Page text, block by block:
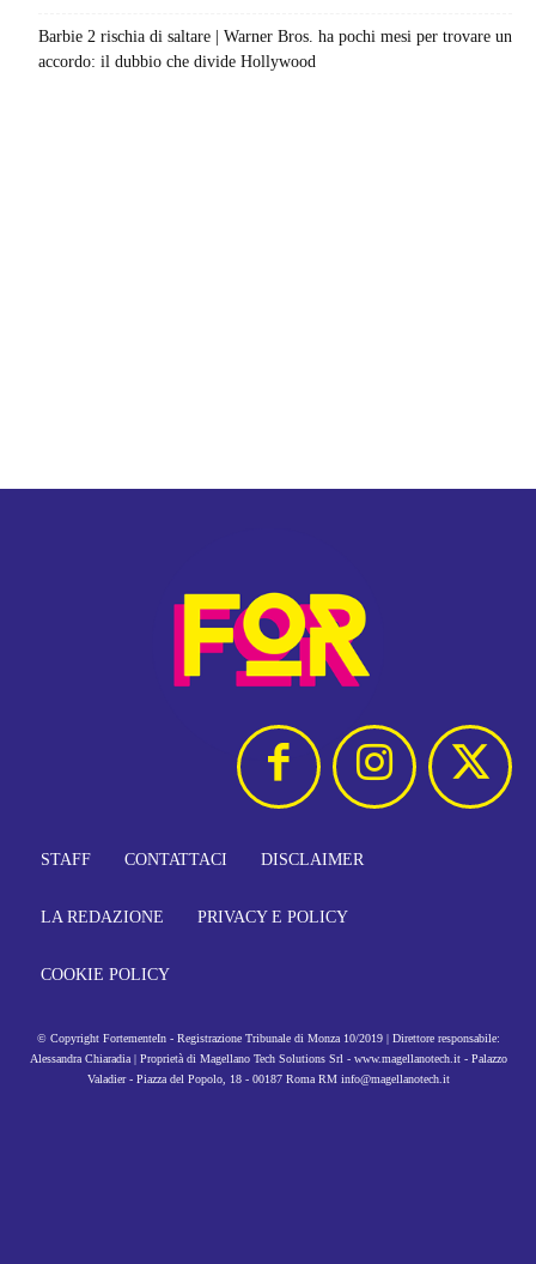
Barbie 2 rischia di saltare | Warner Bros. ha pochi mesi per trovare un
accordo: il dubbio che divide Hollywood
STAFF CONTATTACI DISCLAIMER
LA REDAZIONE PRIVACY E POLICY
COOKIE POLICY
© Copyright FortementeIn - Registrazione Tribunale di Monza 10/2019 | Direttore responsabile:
Alessandra Chiaradia | Proprietà di Magellano Tech Solutions Srl - www.magellanotech.it - Palazzo
Valadier - Piazza del Popolo, 18 - 00187 Roma RM info@magellanotech.it